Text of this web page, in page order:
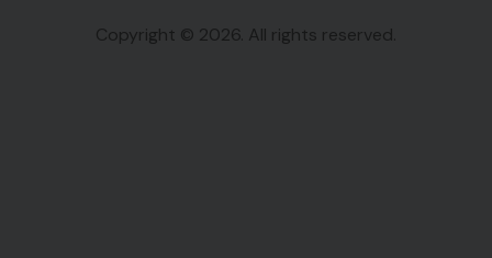
Copyright © 2026. All rights reserved.